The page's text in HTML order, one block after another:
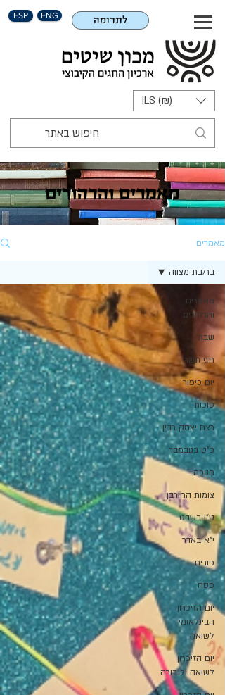
ESP ENG לתרומה
ILS (₪)
מאמרים והרהורים
מאמרים
מאמרים
והרהורים
שבת
חגי תשרי
יום כיפור
סוכות
רצח יצחק רבין
כ"ט בנובמבר
חנוכה
צומות החורבן
ט"ו בשבט
י"א באדר
פורים
פסח
יום הזיכרון
הבינלאומי
לשואה
יום הזיכרון
לשואה ולגבורה
בר/בת מצווה